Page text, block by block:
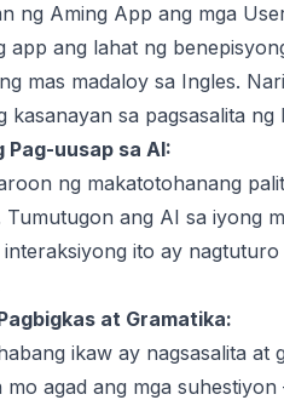
ng Aming App ang mga
app ang lahat ng
mas madaloy sa Ingles.
kasanayan sa pagsasalita ng
uusap sa AI:
ng makatotohanang
Tumutugon ang AI sa iyong
ito ay
at Gramatika:
ikaw ay nagsasalita
mo agad ang mga